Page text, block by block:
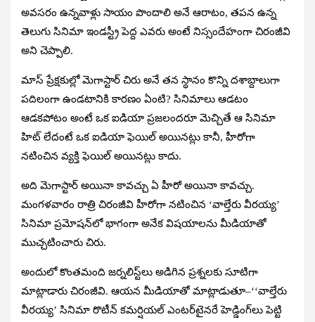
అవసరం ఉన్నవాళ్లు సాయం పొందాలి అనే ఆరాటం, తపన ఉన్న
తెలుగు సినిమా ఇండస్ట్రీ పెద్ద ఎవరు అంటే నిస్సందేహంగా చిరంజీవి
అని చెప్పాలి.
మాస్‌ ప్రేక్షకుల్లో మెగాస్టార్‌ చిరు అనే తన స్థానం కొన్ని దశాబ్దాలుగా
పదిలంగా ఉండటానికి కారణం ఏంటి? సినిమాలు ఆడటం
ఆడకపోటం అంటే ఒక ఐడియా ప్రజలందరూ మెచ్చితే ఆ సినిమా
హిట్‌ లేదంటే ఒక ఐడియా ఫెయిల్‌ అయినట్లు కానీ, హీరోగా
నటించిన వ్యక్తి ఫెయిల్‌ అయినట్లు కాదు.
అది మెగాస్టార్‌ అయినా కావచ్చు ఏ హీరో అయినా కావచ్చు.
మంగళవారం రాత్రి చిరంజీవి హీరోగా నటించిన ‘వాల్తేరు వీరయ్య’
సినిమా ప్రమోషన్‌లో భాగంగా అనేక విషయాలను మీడియాతో
ముచ్చటించారు చిరు.
అందులో కొంతమంది జర్నలిస్ట్‌లు అడిగిన ప్రశ్నలకు సూటిగా
మాట్లాడారు చిరంజీవి. ఆయన మీడియాతో మాట్లాడుతూ–‘‘వాల్తేరు
వీరయ్య’ సినిమా రొటీన్‌ కమర్షియల్‌ ఎంటర్‌టైనరే హెడ్డింగ్‌లు పెట్టి